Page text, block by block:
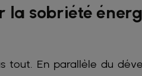
la sobriété
tout. En parallèle du